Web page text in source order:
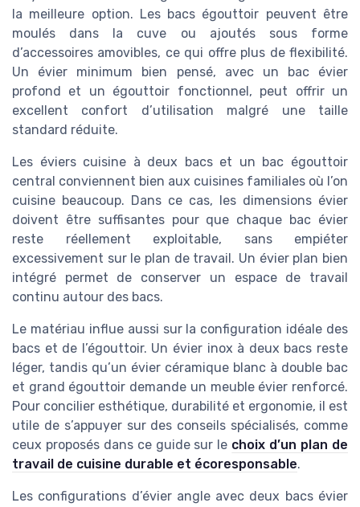
la meilleure option. Les bacs égouttoir peuvent être
moulés dans la cuve ou ajoutés sous forme
d’accessoires amovibles, ce qui offre plus de flexibilité.
Un évier minimum bien pensé, avec un bac évier
profond et un égouttoir fonctionnel, peut offrir un
excellent confort d’utilisation malgré une taille
standard réduite.
Les éviers cuisine à deux bacs et un bac égouttoir
central conviennent bien aux cuisines familiales où l’on
cuisine beaucoup. Dans ce cas, les dimensions évier
doivent être suffisantes pour que chaque bac évier
reste réellement exploitable, sans empiéter
excessivement sur le plan de travail. Un évier plan bien
intégré permet de conserver un espace de travail
continu autour des bacs.
Le matériau influe aussi sur la configuration idéale des
bacs et de l’égouttoir. Un évier inox à deux bacs reste
léger, tandis qu’un évier céramique blanc à double bac
et grand égouttoir demande un meuble évier renforcé.
Pour concilier esthétique, durabilité et ergonomie, il est
utile de s’appuyer sur des conseils spécialisés, comme
ceux proposés dans ce guide sur le choix d’un plan de
travail de cuisine durable et écoresponsable.
Les configurations d’évier angle avec deux bacs évier